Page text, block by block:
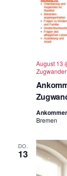
August 13
Bremen
DO.
13